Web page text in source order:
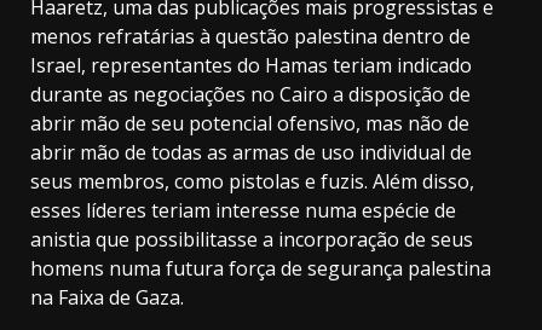
Haaretz, uma das publicações mais progressistas e
menos refratárias à questão palestina dentro de
Israel, representantes do Hamas teriam indicado
durante as negociações no Cairo a disposição de
abrir mão de seu potencial ofensivo, mas não de
abrir mão de todas as armas de uso individual de
seus membros, como pistolas e fuzis. Além disso,
esses líderes teriam interesse numa espécie de
anistia que possibilitasse a incorporação de seus
homens numa futura força de segurança palestina
na Faixa de Gaza.